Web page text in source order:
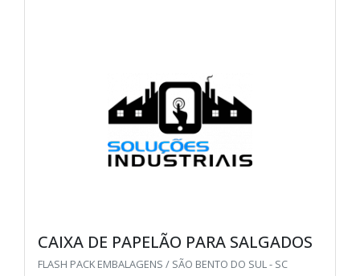
CAIXA DE PAPELÃO PARA SALGADOS
FLASH PACK EMBALAGENS / SÃO BENTO DO SUL - SC